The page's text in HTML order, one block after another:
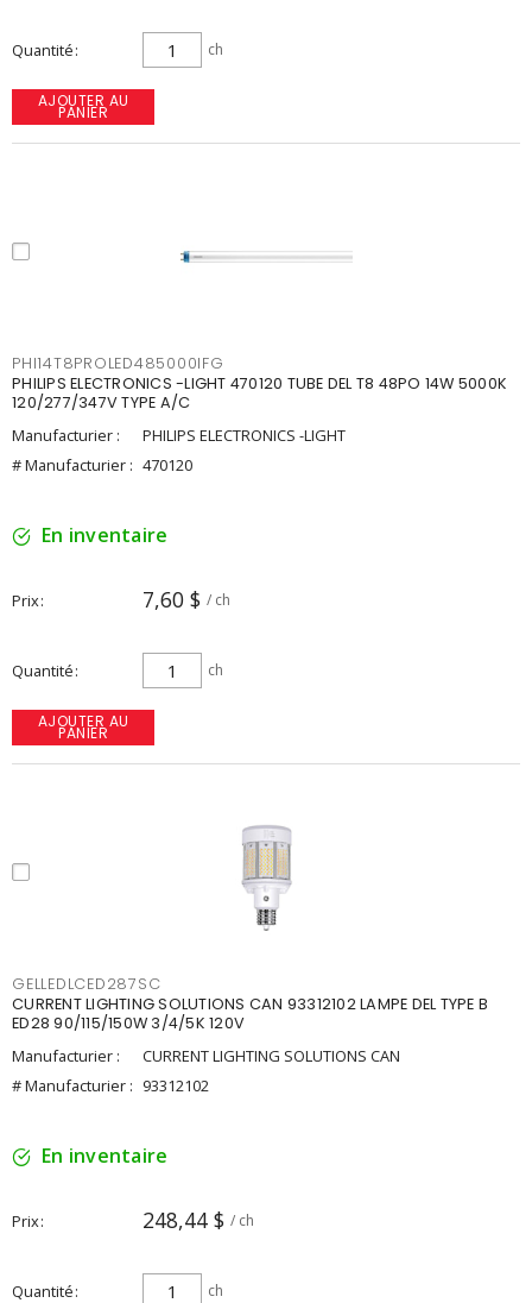
Quantité ch
AJOUTER AU
PANIER
PHI14T8PROLED485000IFG
PHILIPS ELECTRONICS -LIGHT 470120 TUBE DEL T8 48PO 14W 5000K
120/277/347V TYPE A/C
Manufacturier :
PHILIPS ELECTRONICS -LIGHT
# Manufacturier : 470120
En inventaire
Prix 7,60 $ / ch
Quantité ch
AJOUTER AU
PANIER
GELLEDLCED287SC
CURRENT LIGHTING SOLUTIONS CAN 93312102 LAMPE DEL TYPE B
ED28 90/115/150W 3/4/5K 120V
Manufacturier :
CURRENT LIGHTING SOLUTIONS CAN
# Manufacturier : 93312102
En inventaire
Prix 248,44 $ / ch
Quantité ch